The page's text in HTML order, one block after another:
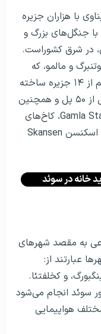
با هزاران جزیره
جنگل‌های بزرگ و
در شرق کشوراست.
و مالمو، که
همه از شهرهای ساحلی هستند. استکهلم از ۱۴ جزیره ساخته
شده است. جاهای دیدنی استکهلم بیش از ۵۰ پل و همچنین
شهر قدیمی قرون وسطایی گملااستن Gamla Stan، کاخ‌های
سلطنتی و موزه‌هایی در فضای باز مانند اسکنسن Skansen
خانه در سوئد
به مقصد شهرهای
عبارتند از:
و کخلفتئا.
سوئد انجام می‌شود
هواپیمایی